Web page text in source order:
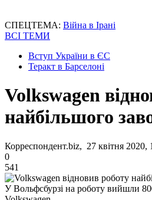
СПЕЦТЕМА: Війна в Ірані
ВСІ ТЕМИ
Вступ України в ЄС
Теракт в Барселоні
Volkswagen
найбільшого
Корреспондент.biz, 27 квітня 2020,
0
541
У Вольфсбурзі на роботу вийшли